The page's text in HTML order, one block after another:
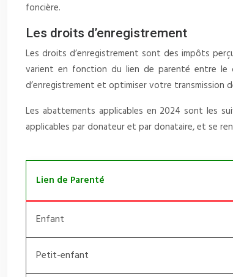
foncière.
Les droits d’enregistrement
Les droits d’enregistrement sont des impôts
varient en fonction du lien de parenté entre le
d’enregistrement et optimiser votre transmission
Les abattements applicables en 2024 sont les
applicables par donateur et par donataire, et se
Lien de Parenté
Enfant
Petit-enfant